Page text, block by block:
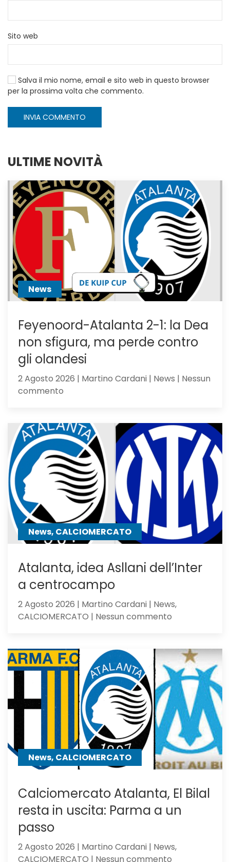
Sito web
Salva il mio nome, email e sito web in questo browser
per la prossima volta che commento.
INVIA COMMENTO
ULTIME NOVITÀ
News
Feyenoord-Atalanta 2-1: la Dea
non sfigura, ma perde contro
gli olandesi
2 Agosto 2026 | Martino Cardani | News | Nessun
commento
2-
1:
la
Dea
non
sfigura,
ma
perde
contro
gli
News, CALCIOMERCATO
Atalanta, idea Asllani dell’Inter
a centrocampo
2 Agosto 2026 | Martino Cardani | News,
CALCIOMERCATO | Nessun commento
Asllani
dell’Inter
a
centrocampo
News, CALCIOMERCATO
Calciomercato Atalanta, El Bilal
resta in uscita: Parma a un
passo
2 Agosto 2026 | Martino Cardani | News,
CALCIOMERCATO | Nessun commento